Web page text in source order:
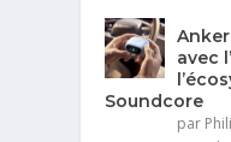
avec
Soundcore
par